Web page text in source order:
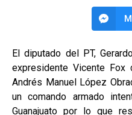
El diputado del PT,
expresidente Vicente Fox
Andrés Manuel López
un comando armado
Guanajuato por lo que